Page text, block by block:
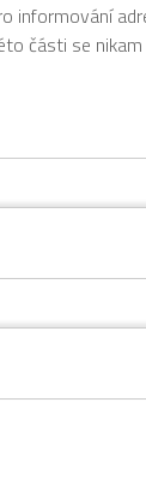
informování
části se nikam